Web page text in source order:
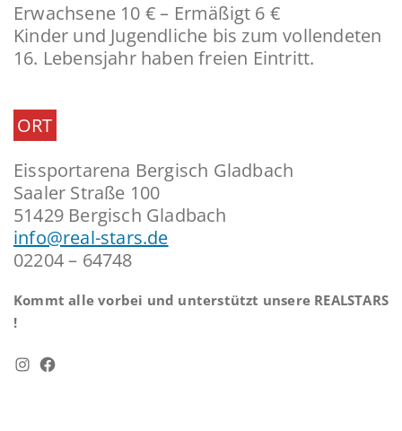
Erwachsene 10 € – Ermäßigt 6 €
Kinder und Jugendliche bis zum vollendeten
16. Lebensjahr haben freien Eintritt.
ORT
Eissportarena Bergisch Gladbach
Saaler Straße 100
51429 Bergisch Gladbach
info@real-stars.de
02204 – 64748
Kommt alle vorbei und unterstützt unsere REALSTARS
!
Instagram
Facebook